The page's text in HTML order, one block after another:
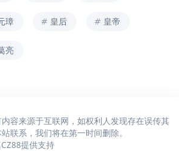
璋 皇后 皇帝
亮
容来源于互联网，如权利人发现存在误传其
联系，我们将在第一时间删除。
提供支持